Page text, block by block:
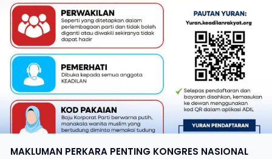
MAKLUMAN PERKARA PENTING KONGRES NASIONAL